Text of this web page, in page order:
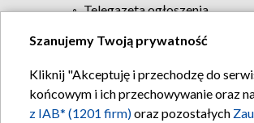
Telegazeta ogłoszenia
Szanujemy Twoją prywatność
Kliknij "Akceptuję i przechodzę do
końcowym i ich przechowywanie oraz
z IAB* (1201 firm)oraz pozostałych